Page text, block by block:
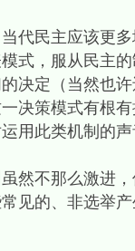
民主应该更多
式，服从民主
决定（当然也
决策模式有根
用此类机制的
不那么激进，
见的、非选举